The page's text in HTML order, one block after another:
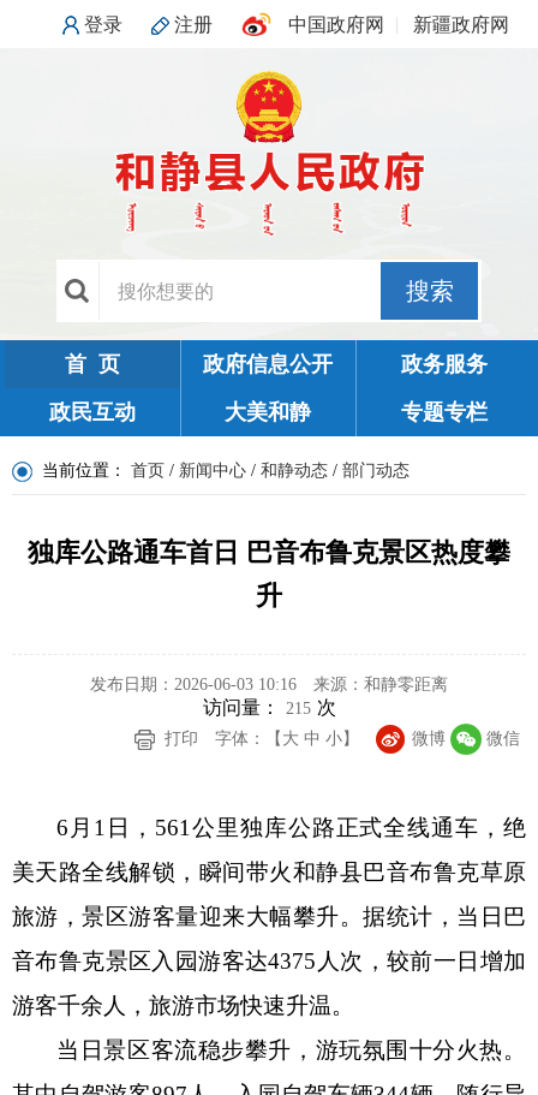
登录 注册 中国政府网 新疆政府网
搜索
首 页 政府信息公开
政务服务
政民互动
大美和静 专题专栏
当前位置： 首页 / 新闻中心 / 和静动态 / 部门动态
独库公路通车首日 巴音布鲁克景区热度攀
升
发布日期：2026-06-03 10:16 来源：和静零距离
访问量： 215 次
打印 字体：【 大 中 小】 微博 微信
6 月 1 日， 561 公里独库公路正式全线通车，绝
美天路全线解锁，瞬间带火和静县巴音布鲁克草原
旅游，景区游客量迎来大幅攀升。据统计，当日巴
音布鲁克景区入园游客达4375 人次，较前一日增加
游客千余人，旅游市场快速升温。
当日景区客流稳步攀升，游玩氛围十分火热。